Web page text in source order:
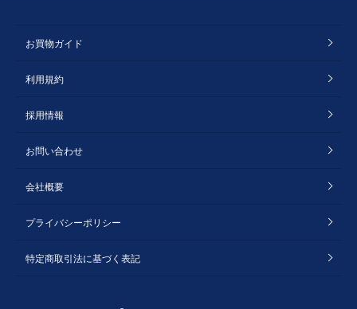
お買物ガイド
利用規約
採用情報
お問い合わせ
会社概要
プライバシーポリシー
特定商取引法に基づく表記